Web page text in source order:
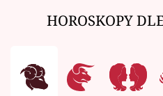
HOROSKOPY